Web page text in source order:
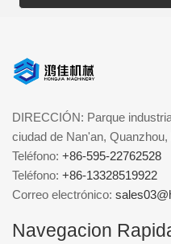
DIRECCIÓN: Parque
ciudad de Nan'an, Quanzhou,
Teléfono: +86-595-22762528
Teléfono: +86-13328519922
Correo electrónico:
Navegacion